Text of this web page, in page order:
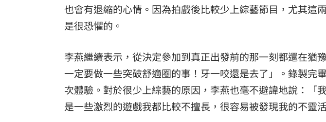
也會有退縮的心情。因為拍戲後比較少上綜藝節目，尤其這
是很恐懼的。
李燕繼續表示，從決定參加到真正出發前的那一刻都還在猶
一定要做一些突破舒適圈的事！牙一咬還是去了」。錄製完
次體驗。對於很少上綜藝的原因，李燕也毫不避諱地說：「
是一些激烈的遊戲我都比較不擅長，很容易被發現我的不靈活